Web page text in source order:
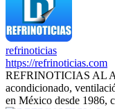
refrinoticias
https://refrinoticias.com
REFRINOTICIAS AL
acondicionado,
en México desde 1986,